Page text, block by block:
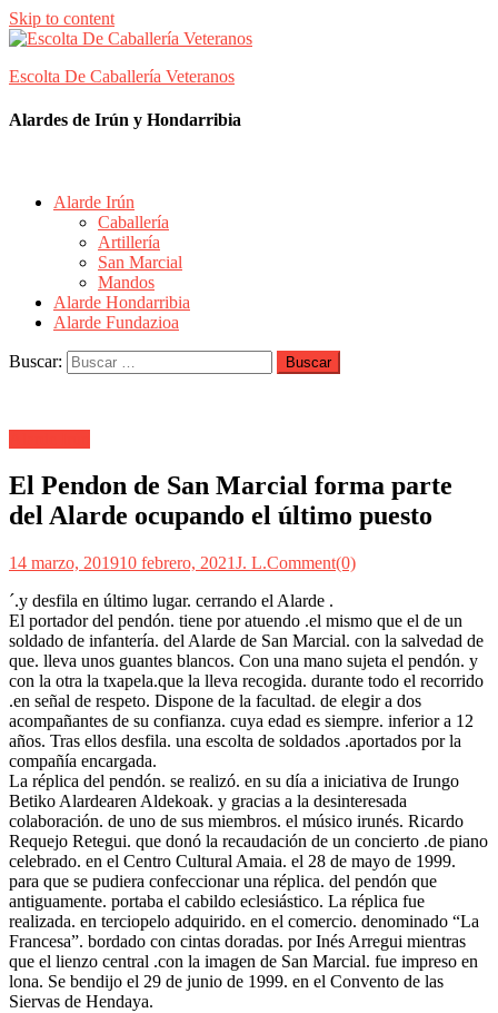
Skip to content
Escolta De Caballería Veteranos
Alardes de Irún y Hondarribia
Alarde Irún
Caballería
Artillería
San Marcial
Mandos
Alarde Hondarribia
Alarde Fundazioa
Buscar:
El Pendon de San Marcial forma parte
del Alarde ocupando el último puesto
14 marzo, 201910 febrero, 2021J. L.Comment(0)
´.y desfila en último lugar. cerrando el Alarde .
El portador del pendón. tiene por atuendo .el mismo que el de un
soldado de infantería. del Alarde de San Marcial. con la salvedad de
que. lleva unos guantes blancos. Con una mano sujeta el pendón. y
con la otra la txapela.que la lleva recogida. durante todo el recorrido
.en señal de respeto. Dispone de la facultad. de elegir a dos
acompañantes de su confianza. cuya edad es siempre. inferior a 12
años. Tras ellos desfila. una escolta de soldados .aportados por la
compañía encargada.
La réplica del pendón. se realizó. en su día a iniciativa de Irungo
Betiko Alardearen Aldekoak. y gracias a la desinteresada
colaboración. de uno de sus miembros. el músico irunés. Ricardo
Requejo Retegui. que donó la recaudación de un concierto .de piano
celebrado. en el Centro Cultural Amaia. el 28 de mayo de 1999.
para que se pudiera confeccionar una réplica. del pendón que
antiguamente. portaba el cabildo eclesiástico. La réplica fue
realizada. en terciopelo adquirido. en el comercio. denominado “La
Francesa”. bordado con cintas doradas. por Inés Arregui mientras
que el lienzo central .con la imagen de San Marcial. fue impreso en
lona. Se bendijo el 29 de junio de 1999. en el Convento de las
Siervas de Hendaya.